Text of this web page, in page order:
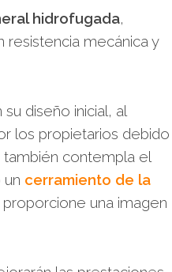
hidrofugada,
resistencia mecánica y
diseño inicial, al
los propietarios debido
contempla el
cerramiento de la
una imagen